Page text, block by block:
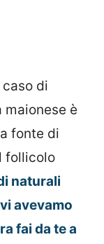
di
è
fonte di
follicolo
naturali
avevamo
fai da te a